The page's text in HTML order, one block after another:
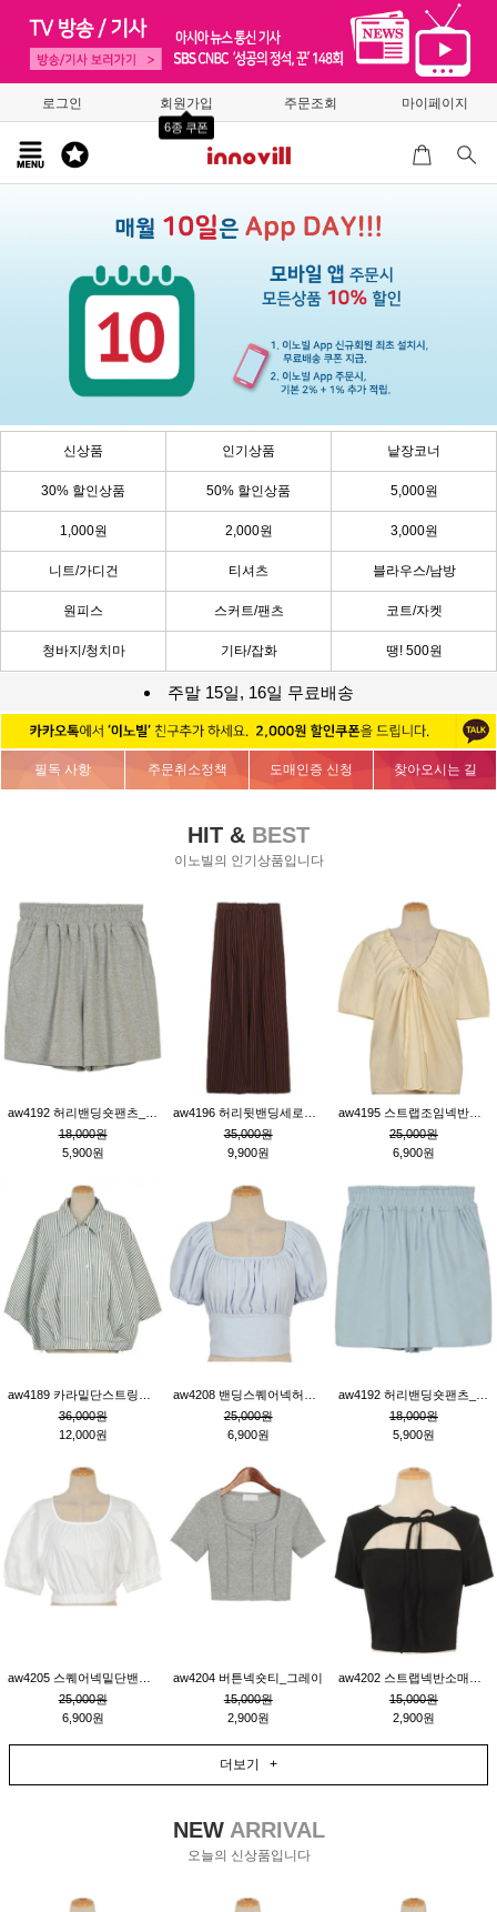
로그인 회원가입
6종 쿠폰
주문조회 마이페이지
신상품 인기상품 낱장코너
30% 할인상품 50% 할인상품 5,000원
1,000원 2,000원 3,000원
니트/가디건 티셔츠 블라우스/남방
원피스 스커트/팬츠 코트/자켓
청바지/청치마 기타/잡화 땡! 500원
주말 15일, 16일 무료배송
필독 사항 주문취소정책 도매인증 신청 찾아오시는 길
HIT & BEST
이노빌의 인기상품입니다
18,000원
5,900원
35,000원
9,900원
25,000원
6,900원
36,000원
12,000원
25,000원
6,900원
18,000원
5,900원
25,000원
6,900원
aw4204 버튼넥숏티_그레이
15,000원
2,900원
15,000원
2,900원
더보기 +
NEWARRIVAL
오늘의 신상품입니다